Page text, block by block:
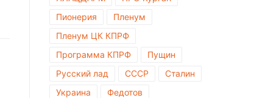
Пионерия
Пленум
Пленум ЦК КПРФ
Программа КПРФ
Пущин
Русский лад
СССР
Сталин
Украина
Федотов